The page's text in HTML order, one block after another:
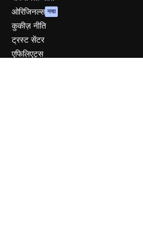
ओरिजिनल्स नया
कुकीज़ नीति
ट्रस्ट सेंटर
एफिलिएट्स